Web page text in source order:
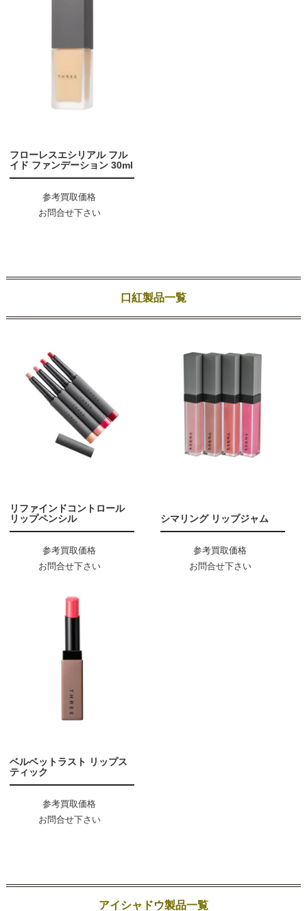
フローレスエシリアル フル
イド ファンデーション 30ml
参考買取価格
お問合せ下さい
口紅製品一覧
リファインドコントロール
リップペンシル
参考買取価格
お問合せ下さい
シマリング リップジャム
参考買取価格
お問合せ下さい
ベルベットラスト リップス
ティック
参考買取価格
お問合せ下さい
アイシャドウ製品一覧